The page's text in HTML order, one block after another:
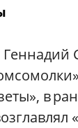
Геннадий
в